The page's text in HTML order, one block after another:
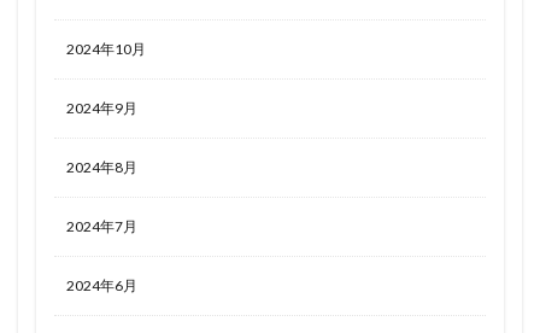
2024年10月
2024年9月
2024年8月
2024年7月
2024年6月